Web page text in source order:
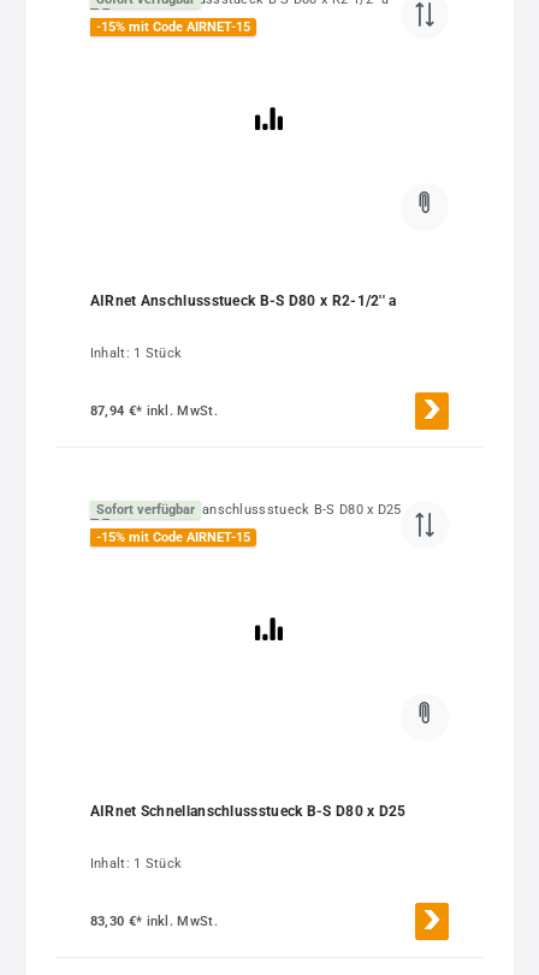
-15% mit Code AIRNET-15
AIRnet Anschlussstueck B-S D80 x R2-1/2'' a
Inhalt: 1 Stück
87,94 €* inkl. MwSt.
Sofort verfügbar
-15% mit Code AIRNET-15
AIRnet Schnellanschlussstueck B-S D80 x D25
Inhalt: 1 Stück
83,30 €* inkl. MwSt.